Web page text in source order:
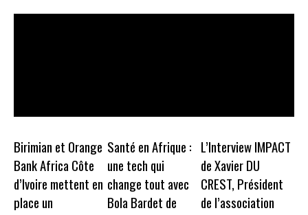
Birimian et Orange
Bank Africa Côte
d’Ivoire mettent en
place un
Santé en Afrique :
une tech qui
change tout avec
Bola Bardet de
L’Interview IMPACT
de Xavier DU
CREST, Président
de l’association